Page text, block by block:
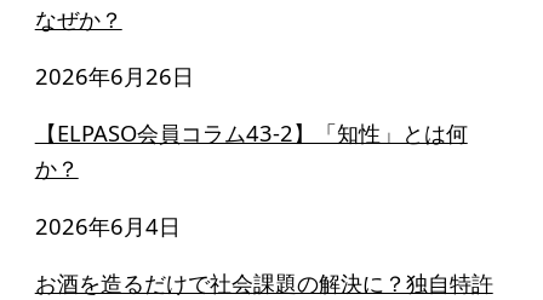
なぜか？
2026年6月26日
【ELPASO会員コラム43-2】「知性」とは何
か？
2026年6月4日
お酒を造るだけで社会課題の解決に？独自特許